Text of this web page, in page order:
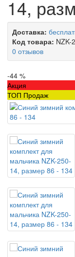
14,
Доставка:
Код товара: NZK-
0 отзывов
-44 %
Акция
ТОП Продаж